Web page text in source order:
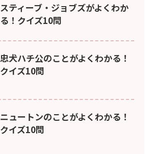
スティーブ・ジョブズがよくわか
る！クイズ10問
忠犬ハチ公のことがよくわかる！
クイズ10問
ニュートンのことがよくわかる！
クイズ10問